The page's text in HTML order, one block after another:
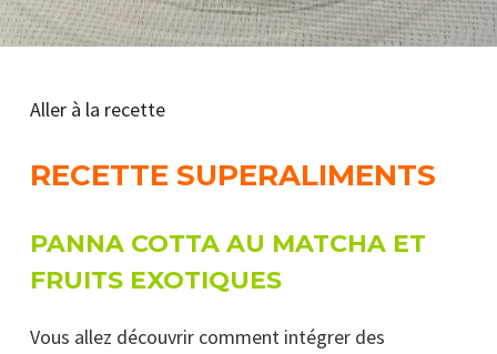
Aller à la recette
RECETTE SUPERALIMENTS
PANNA COTTA AU MATCHA ET
FRUITS EXOTIQUES
Vous allez découvrir comment intégrer des